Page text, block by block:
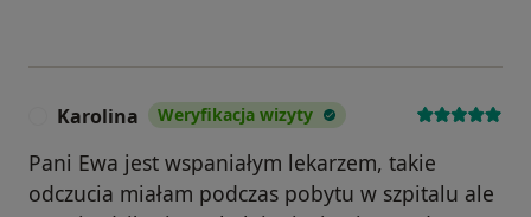
Karolina Weryfikacja wizyty
Pani Ewa jest wspaniałym lekarzem, takie
odczucia miałam podczas pobytu w szpitalu ale